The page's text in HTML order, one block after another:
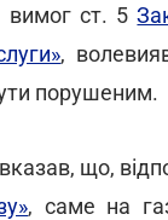
вимог ст. 5
,
порушеним.
що,
, саме на